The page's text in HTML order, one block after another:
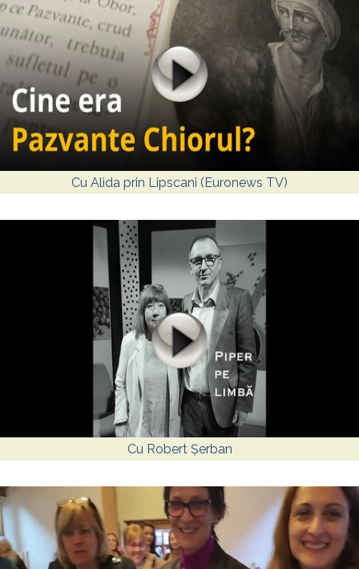
Cu Alida prin Lipscani (Euronews TV)
Cu Robert Șerban